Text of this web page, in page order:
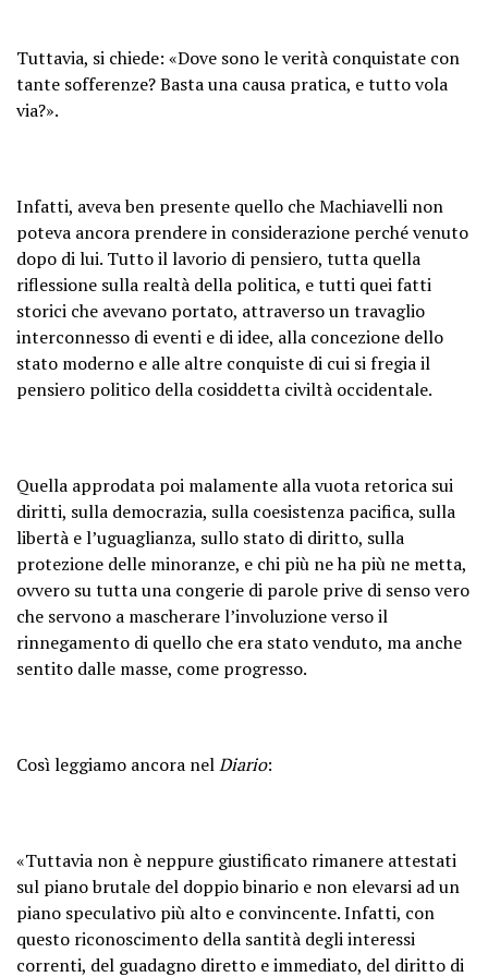
Tuttavia, si chiede: «Dove sono le verità conquistate con
tante sofferenze? Basta una causa pratica, e tutto vola
via?».
Infatti, aveva ben presente quello che Machiavelli non
poteva ancora prendere in considerazione perché venuto
dopo di lui. Tutto il lavorio di pensiero, tutta quella
riflessione sulla realtà della politica, e tutti quei fatti
storici che avevano portato, attraverso un travaglio
interconnesso di eventi e di idee, alla concezione dello
stato moderno e alle altre conquiste di cui si fregia il
pensiero politico della cosiddetta civiltà occidentale.
Quella approdata poi malamente alla vuota retorica sui
diritti, sulla democrazia, sulla coesistenza pacifica, sulla
libertà e l’uguaglianza, sullo stato di diritto, sulla
protezione delle minoranze, e chi più ne ha più ne metta,
ovvero su tutta una congerie di parole prive di senso vero
che servono a mascherare l’involuzione verso il
rinnegamento di quello che era stato venduto, ma anche
sentito dalle masse, come progresso.
Così leggiamo ancora nelDiario:
«Tuttavia non è neppure giustificato rimanere attestati
sul piano brutale del doppio binario e non elevarsi ad un
piano speculativo più alto e convincente. Infatti, con
questo riconoscimento della santità degli interessi
correnti, del guadagno diretto e immediato, del diritto di